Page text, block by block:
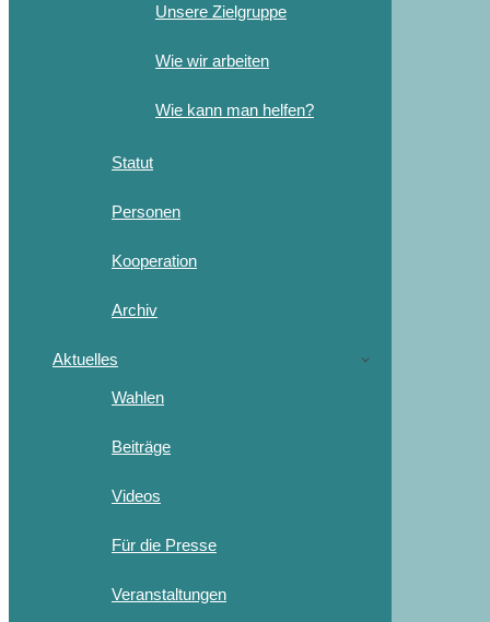
Unsere Zielgruppe
Wie wir arbeiten
Wie kann man helfen?
Statut
Personen
Kooperation
Archiv
Aktuelles
Wahlen
Beiträge
Videos
Für die Presse
Veranstaltungen